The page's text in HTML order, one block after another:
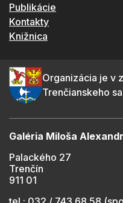
Publikácie
Kontakty
Knižnica
Organizácia je v
Trenčianskeho
Galéria Miloša
Palackého 27
Trenčín
911 01